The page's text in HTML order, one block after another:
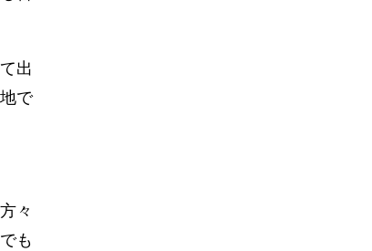
出
で
々
も